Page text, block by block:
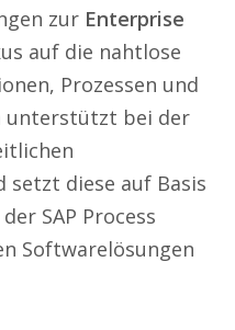
zur Enterprise
auf die nahtlose
Prozessen und
unterstützt bei der
diese auf Basis
SAP Process
Softwarelösungen